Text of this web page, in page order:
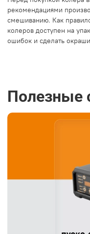
рекомендациями
смешиванию. Как
колеров доступен на
ошибок и сделать
Полезные